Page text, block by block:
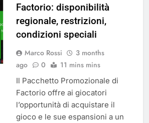
Factorio: disponibilità
regionale, restrizioni,
condizioni speciali
Marco Rossi
3 months
ago
0 11 mins mins
Il Pacchetto Promozionale di
Factorio offre ai giocatori
l’opportunità di acquistare il
gioco e le sue espansioni a un